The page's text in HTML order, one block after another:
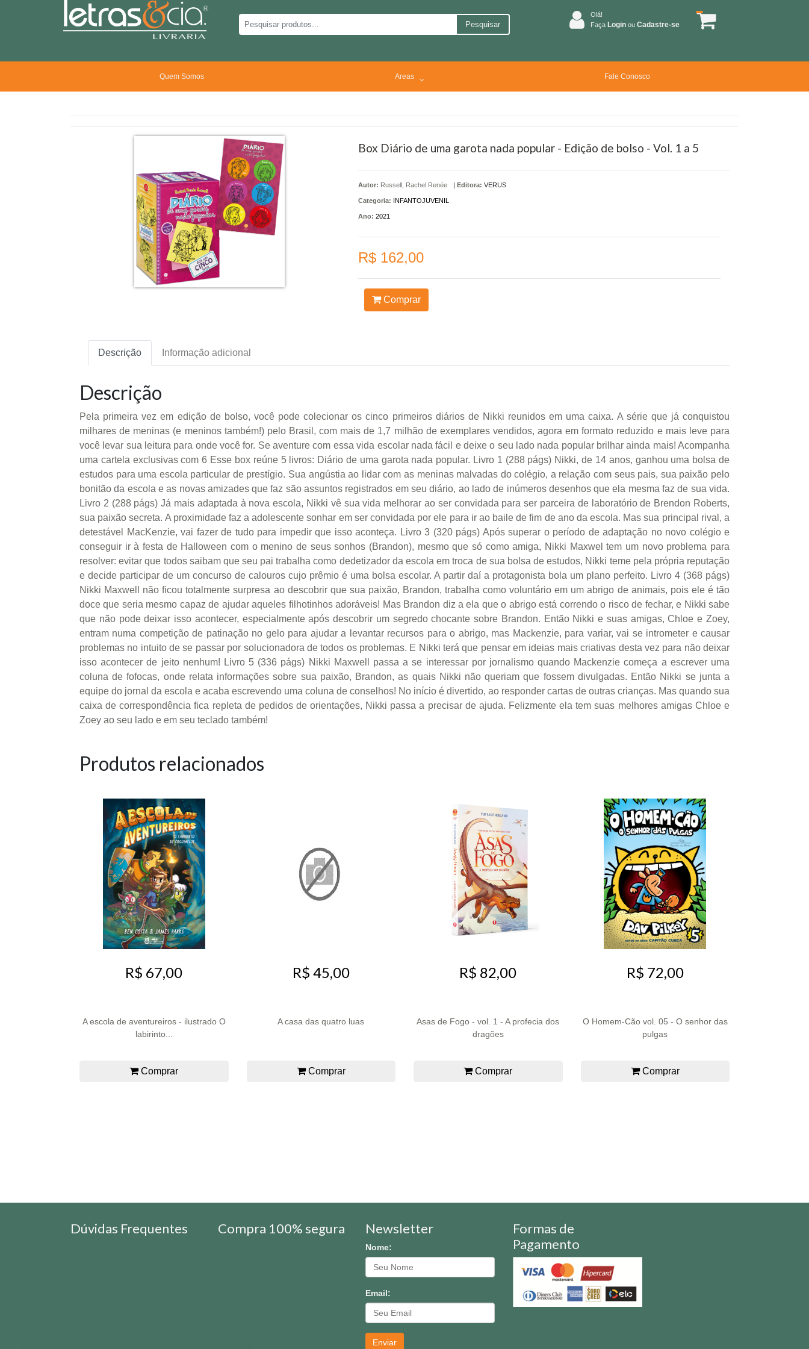
Pesquisar
Olá!
Faça Login ou Cadastre-se
Quem Somos Areas Fale Conosco
Box Diário de uma garota nada popular - Edição de bolso - Vol. 1 a 5
Autor: Russell, Rachel Renée | Editora: VERUS
Categoria: INFANTOJUVENIL
Ano: 2021
R$ 162,00
Comprar
Descrição Informação adicional
Descrição
Pela primeira vez em edição de bolso, você pode colecionar os cinco primeiros diários de Nikki reunidos em uma caixa. A série que já conquistou
milhares de meninas (e meninos também!) pelo Brasil, com mais de 1,7 milhão de exemplares vendidos, agora em formato reduzido e mais leve para
você levar sua leitura para onde você for. Se aventure com essa vida escolar nada fácil e deixe o seu lado nada popular brilhar ainda mais! Acompanha
uma cartela exclusivas com 6 Esse box reúne 5 livros: Diário de uma garota nada popular. Livro 1 (288 págs) Nikki, de 14 anos, ganhou uma bolsa de
estudos para uma escola particular de prestígio. Sua angústia ao lidar com as meninas malvadas do colégio, a relação com seus pais, sua paixão pelo
bonitão da escola e as novas amizades que faz são assuntos registrados em seu diário, ao lado de inúmeros desenhos que ela mesma faz de sua vida.
Livro 2 (288 págs) Já mais adaptada à nova escola, Nikki vê sua vida melhorar ao ser convidada para ser parceira de laboratório de Brendon Roberts,
sua paixão secreta. A proximidade faz a adolescente sonhar em ser convidada por ele para ir ao baile de fim de ano da escola. Mas sua principal rival, a
detestável MacKenzie, vai fazer de tudo para impedir que isso aconteça. Livro 3 (320 págs) Após superar o período de adaptação no novo colégio e
conseguir ir à festa de Halloween com o menino de seus sonhos (Brandon), mesmo que só como amiga, Nikki Maxwel tem um novo problema para
resolver: evitar que todos saibam que seu pai trabalha como dedetizador da escola em troca de sua bolsa de estudos, Nikki teme pela própria reputação
e decide participar de um concurso de calouros cujo prêmio é uma bolsa escolar. A partir daí a protagonista bola um plano perfeito. Livro 4 (368 págs)
Nikki Maxwell não ficou totalmente surpresa ao descobrir que sua paixão, Brandon, trabalha como voluntário em um abrigo de animais, pois ele é tão
doce que seria mesmo capaz de ajudar aqueles filhotinhos adoráveis! Mas Brandon diz a ela que o abrigo está correndo o risco de fechar, e Nikki sabe
que não pode deixar isso acontecer, especialmente após descobrir um segredo chocante sobre Brandon. Então Nikki e suas amigas, Chloe e Zoey,
entram numa competição de patinação no gelo para ajudar a levantar recursos para o abrigo, mas Mackenzie, para variar, vai se intrometer e causar
problemas no intuito de se passar por solucionadora de todos os problemas. E Nikki terá que pensar em ideias mais criativas desta vez para não deixar
isso acontecer de jeito nenhum! Livro 5 (336 págs) Nikki Maxwell passa a se interessar por jornalismo quando Mackenzie começa a escrever uma
coluna de fofocas, onde relata informações sobre sua paixão, Brandon, as quais Nikki não queriam que fossem divulgadas. Então Nikki se junta a
equipe do jornal da escola e acaba escrevendo uma coluna de conselhos! No início é divertido, ao responder cartas de outras crianças. Mas quando sua
caixa de correspondência fica repleta de pedidos de orientações, Nikki passa a precisar de ajuda. Felizmente ela tem suas melhores amigas Chloe e
Zoey ao seu lado e em seu teclado também!
Produtos relacionados
R$ 67,00
A escola de aventureiros - ilustrado O
labirinto...
Comprar
R$ 45,00
A casa das quatro luas
Comprar
R$ 82,00
Asas de Fogo - vol. 1 - A profecia dos
dragões
Comprar
R$ 72,00
O Homem-Cão vol. 05 - O senhor das
pulgas
Comprar
Dúvidas Frequentes Compra 100% segura Newsletter
Nome:
Email:
Enviar
Formas de
Pagamento